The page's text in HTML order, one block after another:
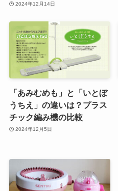
2024年12月14日
「あみむめも」と「いとぼ
うちえ」の違いは？プラス
チック編み機の比較
2024年12月5日